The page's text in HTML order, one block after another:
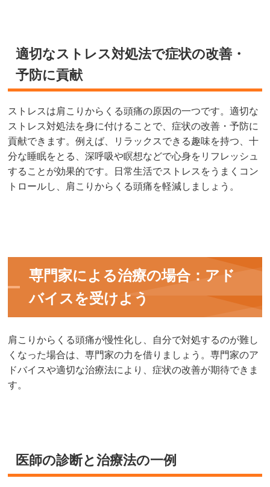
適切なストレス対処法で症状の改善・
予防に貢献
ストレスは肩こりからくる頭痛の原因の一つです。適切な
ストレス対処法を身に付けることで、症状の改善・予防に
貢献できます。例えば、リラックスできる趣味を持つ、十
分な睡眠をとる、深呼吸や瞑想などで心身をリフレッシュ
することが効果的です。日常生活でストレスをうまくコン
トロールし、肩こりからくる頭痛を軽減しましょう。
専門家による治療の場合：アド
バイスを受けよう
肩こりからくる頭痛が慢性化し、自分で対処するのが難し
くなった場合は、専門家の力を借りましょう。専門家のア
ドバイスや適切な治療法により、症状の改善が期待できま
す。
医師の診断と治療法の一例